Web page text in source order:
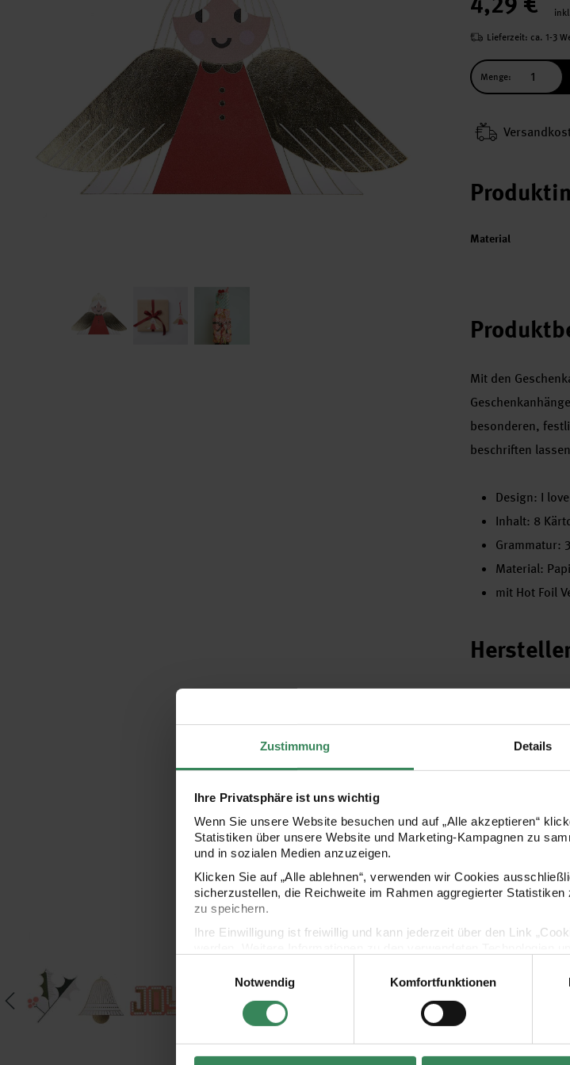
Zustimmung Details
Ihre Privatsphäre ist uns wichtig
Wenn Sie unsere Website besuchen und auf „Alle akzeptieren“
Statistiken über unsere Website und Marketing-Kampagnen zu
und in sozialen Medien anzuzeigen.
Klicken Sie auf „Alle ablehnen“, verwenden wir Cookies
sicherzustellen, die Reichweite im Rahmen aggregierter
zu speichern.
Ihre Einwilligung ist freiwillig und kann jederzeit über den Link
Impressum
Datenschutz Vertrag widerrufen
Notwendig
Komfortfunktionen
Lieferzeit: ca. 1-3
Menge:
Material
Mit den
besonderen,
beschriften
Design: I
Inhalt: 8
Grammatur:
Material:
mit Hot Foil
Paper Poetry Geschenkanhänger Christmas Figuren 8 StückPaper Poetry Kärtchenanhänger Christmas grün 6 Stück